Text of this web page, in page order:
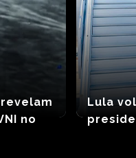
no
Lula